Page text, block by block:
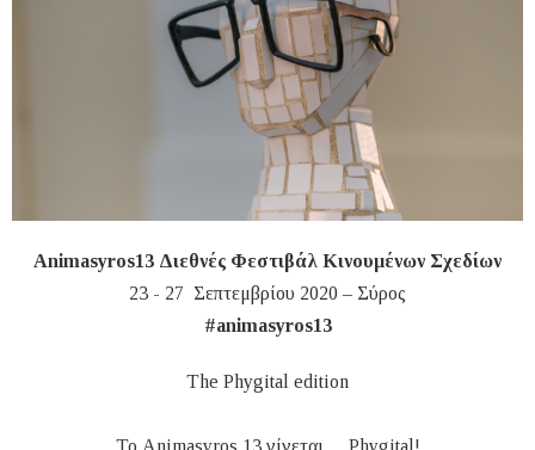
Animasyros13 Διεθνές Φεστιβάλ Κινουμένων Σχεδίων
23 - 27 Σεπτεμβρίου 2020 – Σύρος
#animasyros13
The Phygital edition
Το Animasyros 13 γίνεται… Phygital!